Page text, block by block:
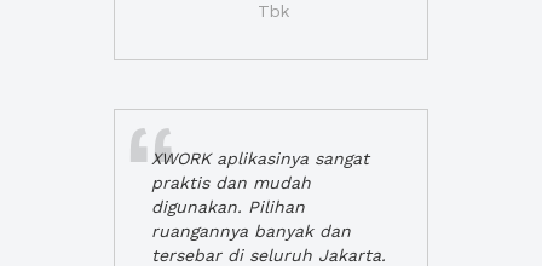
Tbk
XWORK aplikasinya sangat
praktis dan mudah
digunakan. Pilihan
ruangannya banyak dan
tersebar di seluruh Jakarta.